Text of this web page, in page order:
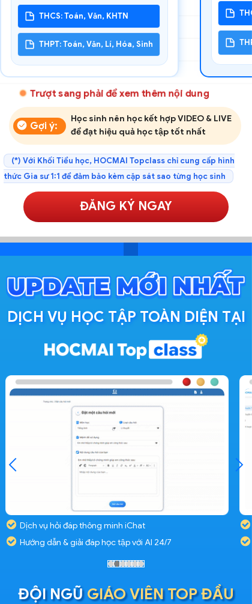
THCS: Toán, Văn, KHTN
THPT: Toán, Văn, Lí, Hóa, Sinh
ĐĂNG KÝ NGAY
Gợi ý:
Học sinh nên học kết hợp VIDEO & LIVE
để đạt hiệu quả học tập tốt nhất
(*) Với Khối Tiểu học, HOCMAI Topclass chỉ cung cấp hình
thức Gia sư 1:1 để đảm bảo kèm cặp sát sao từng học sinh
Trượt sang phải để xem thêm nội dung
Dịch vụ hỏi đáp thông minh iChat
Hướng dẫn & giải đáp học tập với AI 24/7
DỊCH VỤ HỌC TẬP TOÀN DIỆN TẠI
ĐỘI NGŨGIÁO VIÊN TOP ĐẦU